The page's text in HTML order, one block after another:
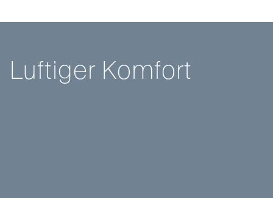
Luftiger Komfort